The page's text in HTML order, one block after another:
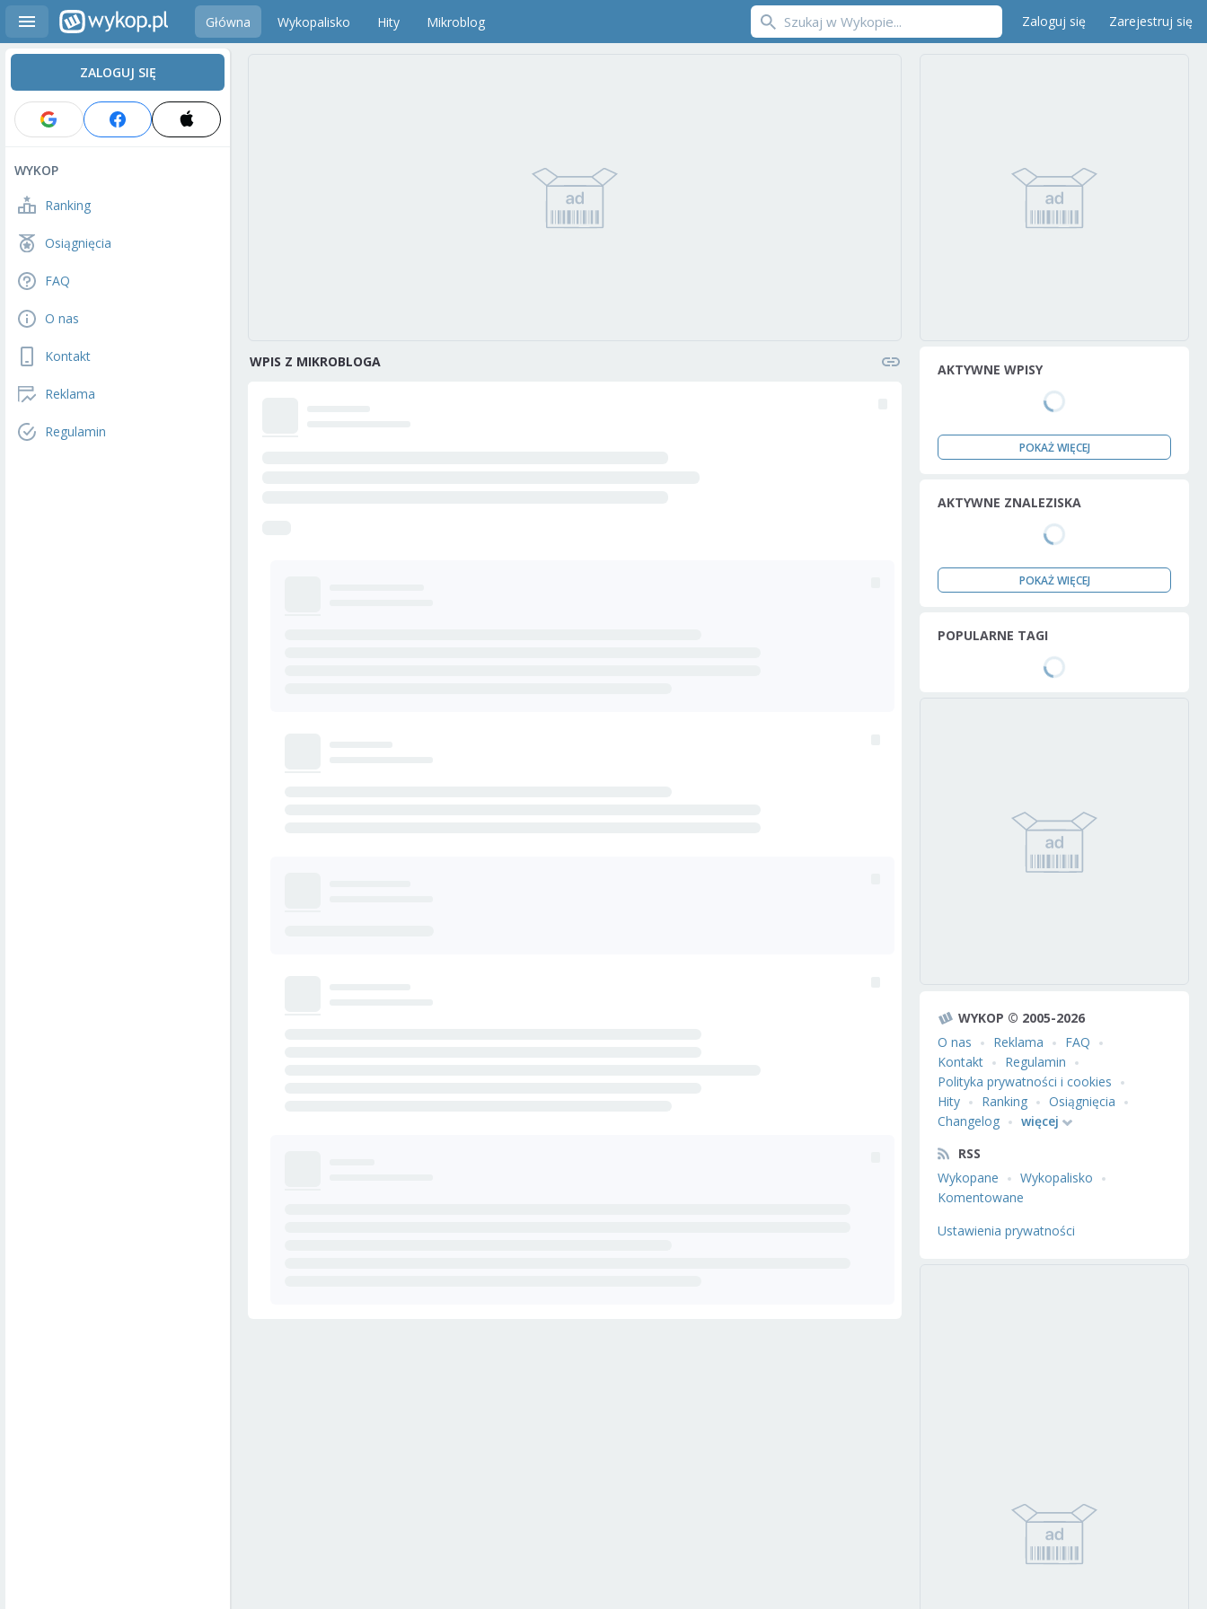
Główna Wykopalisko Hity Mikroblog Zaloguj się Zarejestruj się
ZALOGUJ SIĘ
WYKOP
Ranking
Osiągnięcia
FAQ
O nas
Kontakt
Reklama
Regulamin
WPIS Z MIKROBLOGA AKTYWNE WPISY
POKAŻ WIĘCEJ
AKTYWNE ZNALEZISKA
POKAŻ WIĘCEJ
POPULARNE TAGI
WYKOP © 2005-2026
O nas
Reklama
FAQ
Kontakt
Regulamin
Polityka prywatności i cookies
Hity
Ranking
Osiągnięcia
Changelog
więcej
RSS
Wykopane
Wykopalisko
Komentowane
Ustawienia prywatności